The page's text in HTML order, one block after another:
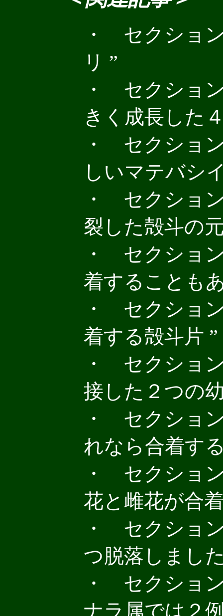
・ セクショ
リ ”
・ セクショ
きく成長した
・ セクショ
しいマテバシ
・ セクショ
裂した殻斗の
・ セクショ
着することも
・ セクショ
着する殻斗片 ”
・ セクショ
接した２つの
・ セクショ
れなら合着す
・ セクショ
花と雌花が合
・ セクショ
つ脱落しまし
・ セクショ
ナラ属では２